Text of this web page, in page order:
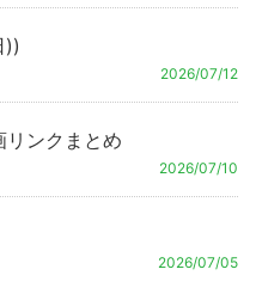
))
2026/07/12
ンクまとめ
2026/07/10
2026/07/05